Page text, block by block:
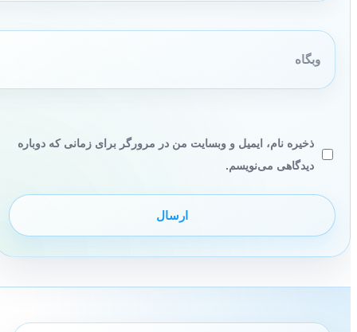
وبگاه
ذخیره نام، ایمیل و وبسایت من در مرورگر برای زمانی که دوباره
دیدگاهی می‌نویسم.